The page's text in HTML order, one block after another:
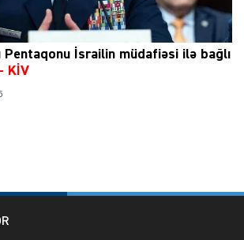
Pentaqonu İsrailin müdafiəsi ilə bağlı
KİV